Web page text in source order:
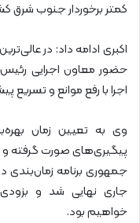
کمتر برخوردار جنوب شرق
اکبری ادامه داد: در
حضور معاون اجرایی
اجرا با رفع موانع و
وی به تعیین زمان
پیگیری‌های صورت گرفته
جمهوری برنامه زمان‌بندی
جاری نهایی شد و
خواهیم بود.